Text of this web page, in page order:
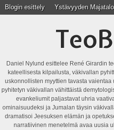
Blogin esittely Ystävyyden Majatalo
Daniel Nylund esittelee René Girardin
kateellisesta kilpailusta, väkivallan
uskonnollisten myyttien tavasta
pyhitetyn väkivallan vähittäistä
evankeliumit paljastavat uhria
ominaisuudeksi ja Jumalan täysin
dramatisoi Jeesuksen elämän ja
narratiivinen menetelmä avaa uusia